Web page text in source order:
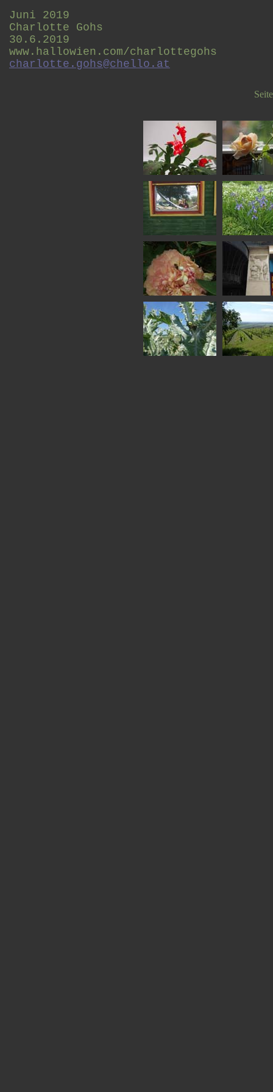
Juni 2019
Charlotte Gohs
30.6.2019
www.hallowien.com/charlottegohs
charlotte.gohs@chello.at